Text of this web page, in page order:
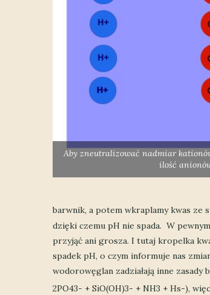
Aby zneutralizować nadmiar
ilość
barwnik, a potem wkraplamy kwas ze
dzięki czemu pH nie spada. W
przyjąć ani grosza. I tutaj kropelka
spadek pH, o czym informuje nas
wodorowęglan zadziałają inne zasady
2PO43- + SiO(OH)3- + NH3 + Hs-),